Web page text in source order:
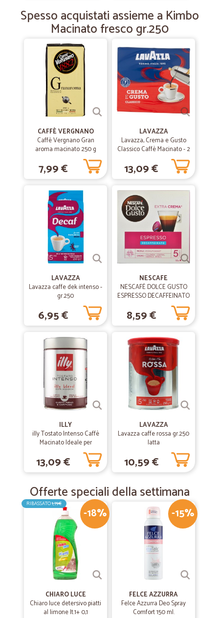
12/03/2019
—Maria B.
Professional
arrived in perfect condition as they were packed extremely well.
Some items above average prices.
13/02/2019
—Saverio D.
veloce gentili tutto ok
veloce gentili tutto ok
Spesso acquistati assieme a Kimbo
Macinato fresco gr.250
CAFFÈ VERGNANO
Caffè Vergnano Gran
aroma macinato 250 g
7,99 €
LAVAZZA
Lavazza, Crema e Gusto
Classico Caffè Macinato - 2
13,09 €
LAVAZZA
Lavazza caffe dek intenso -
gr.250
6,95 €
NESCAFE
NESCAFÉ DOLCE GUSTO
ESPRESSO DECAFFEINATO
caffè espresso
decaffeinato 16 capsule (16
8,59 €
ILLY
illy Tostato Intenso Caffè
Macinato Ideale per
Espresso 250 gr.
13,09 €
LAVAZZA
Lavazza caffe rossa gr.250
latta
10,59 €
Offerte speciali della settimana
-18%
RIBASSATO1,79€
CHIARO LUCE
Chiaro luce detersivo piatti
al limone lt.1+ 0,1
-15%
FELCE AZZURRA
Felce Azzurra Deo Spray
Comfort 150 ml.